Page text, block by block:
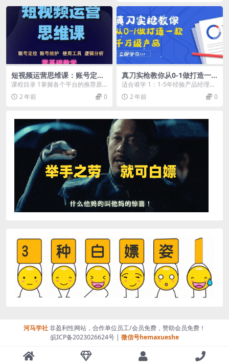
短视频运营思维课：账号定位
+账号维护+使用工具+逻辑分
析（10节课）
课程目录 1掌握各个平台的推荐原
则.mp4 2如何创作出专业级的短视
频作品.mp...
2 年前 0
真刀实枪教你从0-1做打造一
款千万级产品：策略产品能力
市场分析 竞品分析
适合谁学 1：1-5年经验产品经理
2：想系统掌握从0到1策略产品的
能力 3：想...
2 年前 0
河马学社非盈利性网站，合作单位员工/会员免费，赞助会员免费！
皖ICP备2023026624号 | 微信号hemaxueshe